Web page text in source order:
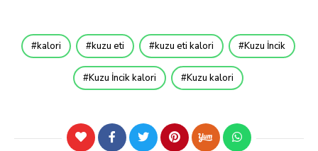
kalori kuzu eti kuzu eti kalori Kuzu İncik
Kuzu İncik kalori Kuzu kalori